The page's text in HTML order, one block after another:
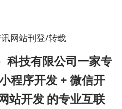
网站刊登/转载
科技有限公司一家专
程序开发 + 微信开
网站开发 的专业互联